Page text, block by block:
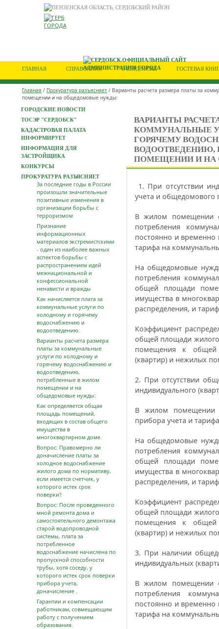
ГЛАВНАЯ СПРАВОЧНИК О СЕРДОБСКЕ ГОСТЕВАЯ
Главная / Прокуратура разъясняет / Варианты расчета размера платы за
помещении и на общедомовые нужды:
ВАРИАНТЫ
КОММУНАЛЬНЫЕ
ГОРЯЧЕМУ
ВОДООТВЕДЕНИЮ,
ПОМЕЩЕНИИ И
1. При отсутствии
учета и общедомового
В жилом помещении
потребления
постоянно и
тарифа на
На общедомовые
потребления
общей площади
имущества в
распределения, и
Коэффициент
общей площади
помещения к
(квартир) и нежилых
2. При отсутствии
индивидуального
В жилом помещении
прибора учета и
На общедомовые
потребления
общей площади
имущества в
распределения, и
Коэффициент
общей площади
помещения к
(квартир) и нежилых
3. При наличии
индивидуальных
В жилом помещении
потребления
постоянно и
тарифа на
ГОРОДСКИЕ НОВОСТИ
ТОСЭР "СЕРДОБСК"
КАДАСТРОВАЯ ПАЛАТА
ИНФОРМИРУЕТ
ИНФОРМАЦИЯ ДЛЯ
ЗАСТРОЙЩИКА
КОНКУРСЫ
ПРОКУРАТУРА РАЗЪЯСНЯЕТ
За последние годы в России
произошли значительные
позитивные изменения в
организации борьбы с
терроризмом
Признание
информационных
материалов экстремистскими
- один из наиболее важных
аспектов борьбы с
распространением идей
межнациональной и
конфессиональной
ненависти и вражды
Как начисляется плата за
коммунальные услуги по
холодному и горячему
водоснабжению и
водоотведению.
Варианты расчета размера
платы за коммунальные
услуги по холодному и
горячему водоснабжению и
водоотведению,
потребленные в жилом
помещении и на
общедомовые нужды:
Как определяется общая
площадь помещений,
входящих в состав общего
имущества в
многоквартирном доме.
Вопрос: Правомерно ли
доначисление платы за
холодное водоснабжение
жилого дома по нормативу,
если имеется счетчик, у
которого истек срок
поверки?
Вопрос: После проведенного
мной ремонта дома и
самостоятельного демонтажа
старой водопроводной
системы, плата за
потребленное
водоснабжение начислена по
пропускной способности
трубы, хотя соседу, у
которого истек срок поверки
прибора учета,
доначисление .
Гарантии и компенсации
работникам, совмещающим
работу с получением
образования.